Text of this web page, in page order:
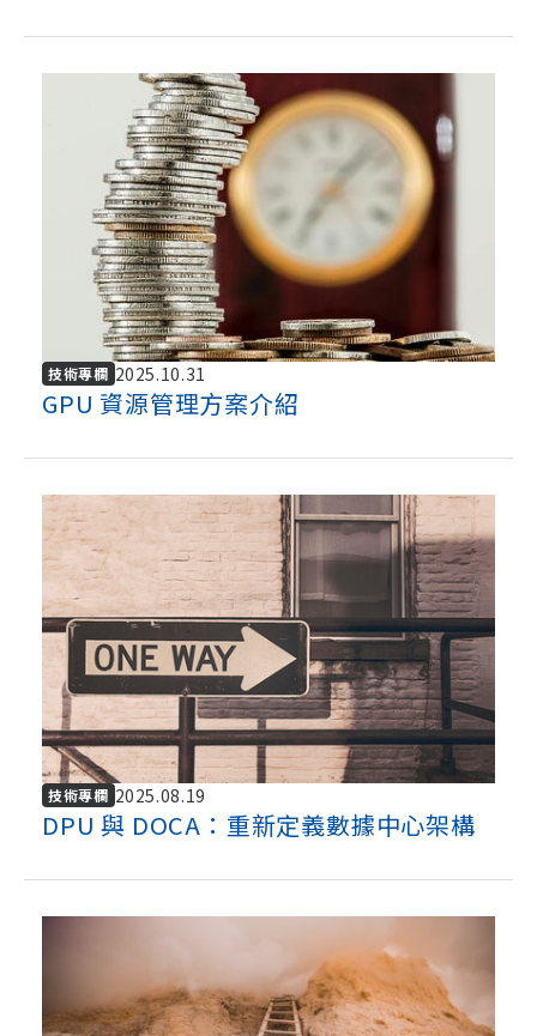
技術專欄 2025.10.31
GPU 資源管理方案介紹
技術專欄 2025.08.19
DPU 與 DOCA：重新定義數據中心架構